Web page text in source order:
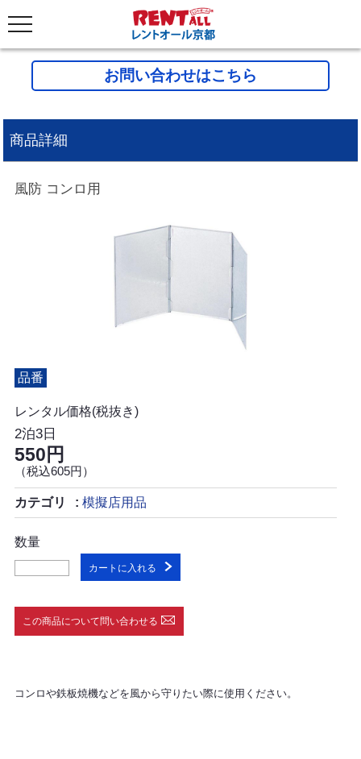
お問い合わせはこちら
商品詳細
風防 コンロ用
品番
レンタル価格(税抜き)
2泊3日
550円
（税込605円）
カテゴリ 模擬店用品
数量
カートに入れる
この商品について問い合わせる
コンロや鉄板焼機などを風から守りたい際に使用ください。